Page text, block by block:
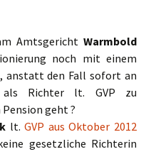
Amtsgericht Warmbold
noch mit einem
anstatt den Fall sofort an
als Richter lt. GVP zu
geht ?
lt.GVP aus Oktober 2012
gesetzliche Richterin